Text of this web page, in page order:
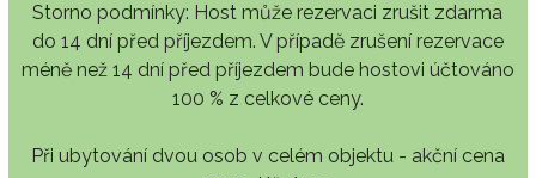
Storno podmínky: Host může rezervaci zrušit zdarma
do 14 dní před příjezdem. V případě zrušení rezervace
méně než 14 dní před příjezdem bude hostovi účtováno
100 % z celkové ceny.
Při ubytování dvou osob v celém objektu - akční cena